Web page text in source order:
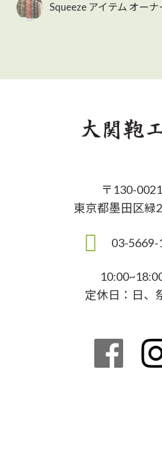
Squeeze アイテム オー
〒130-0021
東京都墨田区緑
03-5669-
定休日：日、